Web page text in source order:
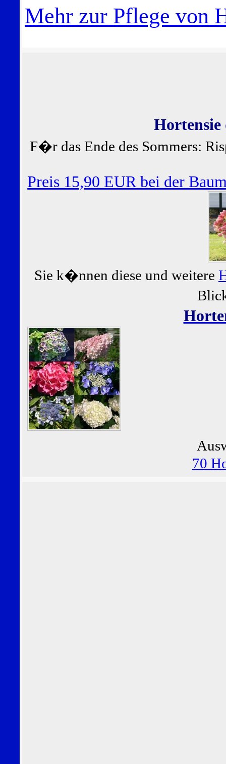
Mehr zur Pflege von
Hortensie
F�r das Ende des Sommers:
Preis 15,90 EUR bei der
Sie k�nnen diese und weitere
70